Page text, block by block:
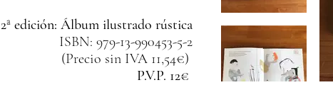
2ª edición: Álbum ilustrado rústica
ISBN: 979-13-990453-5-2
(Precio sin IVA 11,54€)
P.V.P. 12€